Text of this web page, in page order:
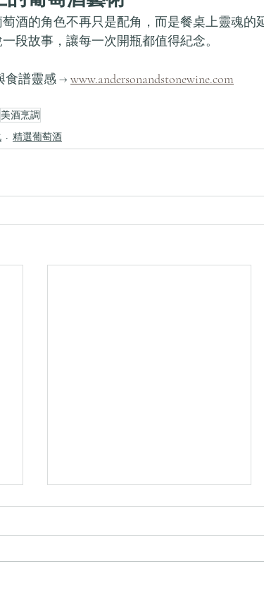
酒的角色不再只是配角，而是餐桌上靈魂的
段故事，讓每一次開瓶都值得紀念。
食譜靈感 → www.andersonandstonewine.com
美酒烹調
精選葡萄酒